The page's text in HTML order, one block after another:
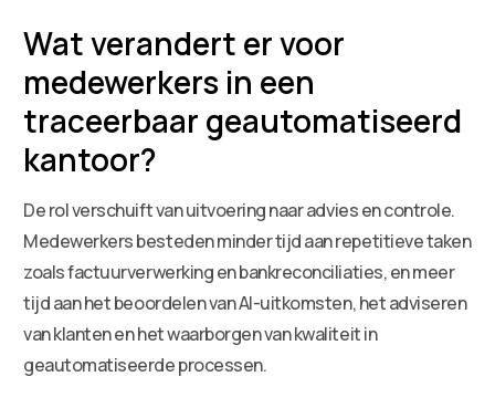
Wat verandert er voor
medewerkers in een
traceerbaar geautomatiseerd
kantoor?
De rol verschuift van uitvoering naar advies en controle.
Medewerkers besteden minder tijd aan repetitieve taken
zoals factuurverwerking en bankreconciliaties, en meer
tijd aan het beoordelen van AI-uitkomsten, het adviseren
van klanten en het waarborgen van kwaliteit in
geautomatiseerde processen.